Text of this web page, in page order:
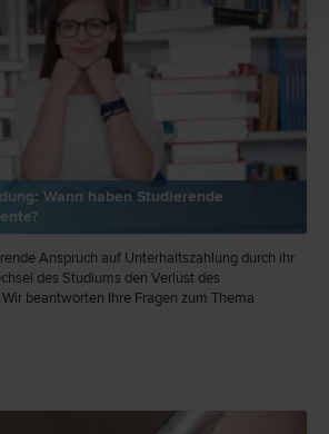
Wann haben Studierende
Anspruch auf Unterhaltszahlung durch ihr
des Studiums den Verlust des
beantworten Ihre Fragen zum Thema